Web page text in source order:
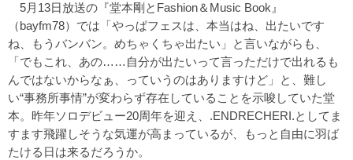
5月13日放送の『堂本剛とFashion＆Music Book』
（bayfm78）では「やっぱフェスは、本当はね、出たいです
ね、もうバンバン。めちゃくちゃ出たい」と言いながらも、
「でもこれ、あの……自分が出たいって言っただけで出れるも
んではないからなぁ、っていうのはありますけど」と、難し
い“事務所事情”が変わらず存在していることを示唆していた堂
本。昨年ソロデビュー20周年を迎え、.ENDRECHERI.としてま
すます飛躍しそうな気運が高まっているが、もっと自由に羽ば
たける日は来るだろうか。